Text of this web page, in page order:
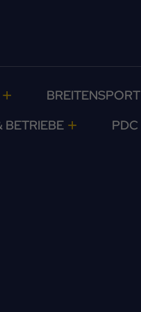
BREITENSPORT
BETRIEBE
PDC